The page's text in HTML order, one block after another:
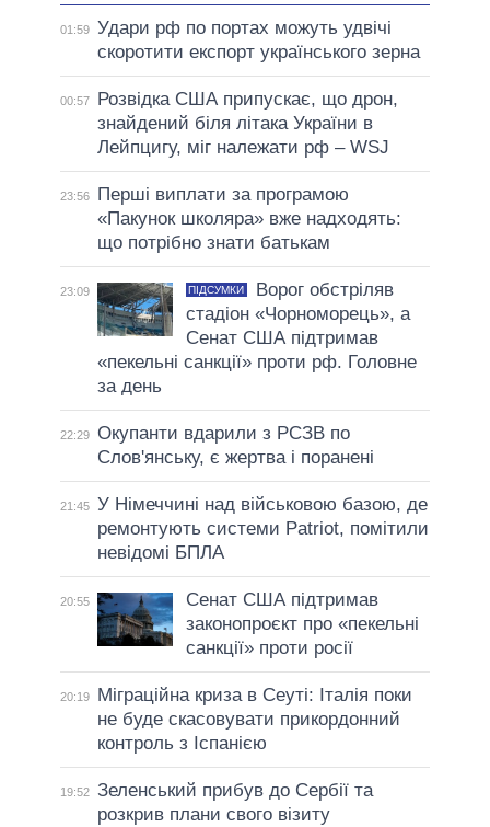
01:59 Удари рф по портах можуть удвічі
скоротити експорт українського зерна
00:57
Розвідка США припускає, що дрон,
знайдений біля літака України в
Лейпцигу, міг належати рф – WSJ
23:56
Перші виплати за програмою
«Пакунок школяра» вже надходять:
що потрібно знати батькам
23:09 ПІДСУМКИ
Ворог обстріляв
стадіон «Чорноморець», а
Сенат США підтримав
«пекельні санкції» проти рф. Головне
за день
22:29 Окупанти вдарили з РСЗВ по
Слов'янську, є жертва і поранені
21:45 У Німеччині над військовою базою, де
ремонтують системи Patriot, помітили
невідомі БПЛА
20:55
Сенат США підтримав
законопроєкт про «пекельні
санкції» проти росії
20:19
Міграційна криза в Сеуті: Італія поки
не буде скасовувати прикордонний
контроль з Іспанією
19:52 Зеленський прибув до Сербії та
розкрив плани свого візиту